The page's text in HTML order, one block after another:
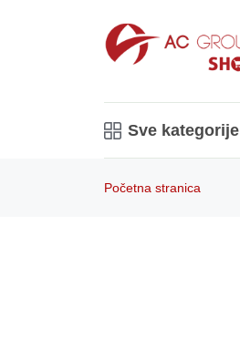
Sve kategorije
Početna stranica